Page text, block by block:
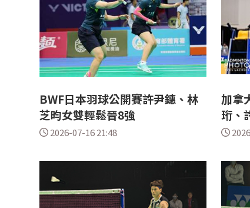
BWF日本羽球公開賽許尹鏸、林
芝昀女雙輕鬆晉8強
2026-07-16 21:48
加拿
珩、